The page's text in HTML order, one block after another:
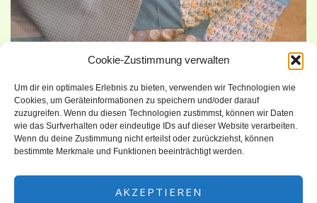
Cookie-Zustimmung verwalten
Um dir ein optimales Erlebnis zu bieten, verwenden wir Technologien wie
Cookies, um Geräteinformationen zu speichern und/oder darauf
zuzugreifen. Wenn du diesen Technologien zustimmst, können wir Daten
wie das Surfverhalten oder eindeutige IDs auf dieser Website verarbeiten.
Wenn du deine Zustimmung nicht erteilst oder zurückziehst, können
bestimmte Merkmale und Funktionen beeinträchtigt werden.
AKZEPTIEREN
Und wieder ist ein Kind geboren in der Verwandtschaft.
Diesmal war nur die Herausforderung, dass die Mama
selber näht. Ich denke, es ist mir trotzdem gut gelungen.
Die geschnittenen Quadrate. Die fertige Decke mit